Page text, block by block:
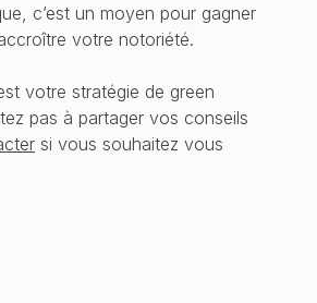
c’est un moyen pour gagner
votre notoriété.
votre stratégie de green
pas à partager vos conseils
si vous souhaitez vous